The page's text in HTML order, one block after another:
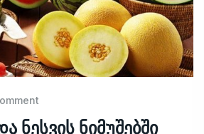
ნესვის ნიმუშებში